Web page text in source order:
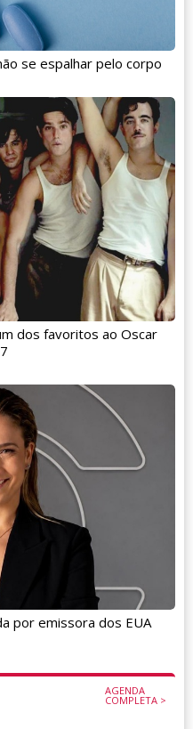
AGENDA
COMPLETA >
se espalhar pelo corpo
dos favoritos ao Oscar
por emissora dos EUA